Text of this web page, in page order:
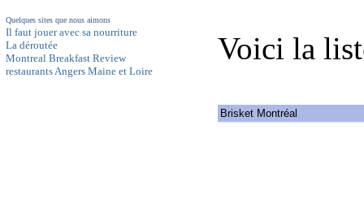
Quelques sites que nous aimons
Il faut jouer avec sa nourriture
La déroutée
Montreal Breakfast Review
restaurants Angers Maine et Loire
Voici la
Brisket Montréal